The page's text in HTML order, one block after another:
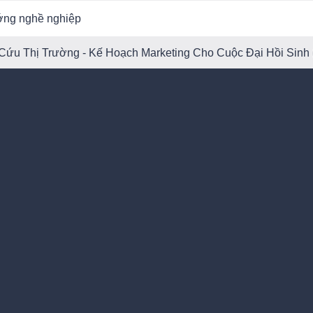
nghề nghiệp
Thị Trường - Kế Hoạch Marketing Cho Cuộc Đại Hồi Sinh